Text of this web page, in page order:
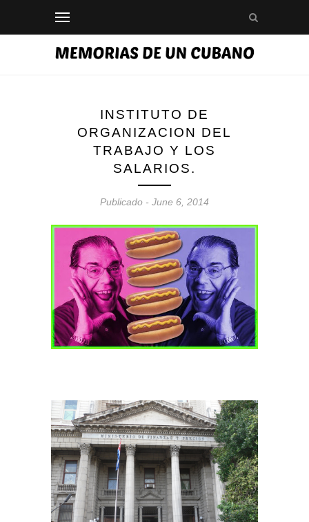
INSTITUTO DE
ORGANIZACION DEL
TRABAJO Y LOS
SALARIOS.
Publicado - June 6, 2014